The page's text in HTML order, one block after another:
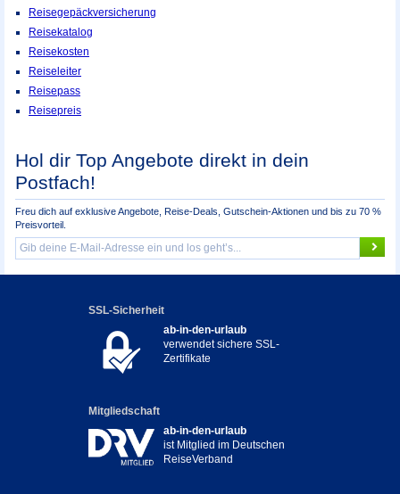
Reisegepäckversicherung
Reisekatalog
Reisekosten
Reiseleiter
Reisepass
Reisepreis
Hol dir Top Angebote direkt in dein
Postfach!
Freu dich auf exklusive Angebote, Reise-Deals, Gutschein-Aktionen und bis zu 70 %
Preisvorteil.
SSL-Sicherheit
ab-in-den-urlaub
verwendet sichere SSL-
Zertifikate
Mitgliedschaft
ab-in-den-urlaub
ist Mitglied im Deutschen
ReiseVerband